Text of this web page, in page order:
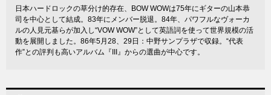
日本ハードロックの草分け的存在、BOW WOWは75年にギターの山本恭
司を中心として結成。83年にメンバー脱退。84年、パワフルなヴォーカ
ルの人見元基らが加入し“VOW WOW”として英語詞を使って世界規模の活
動を展開しました。86年5月28、29日：中野サンプラザで収録。“代表
作”との評判も高いアルバム『III』からの選曲が中心です。